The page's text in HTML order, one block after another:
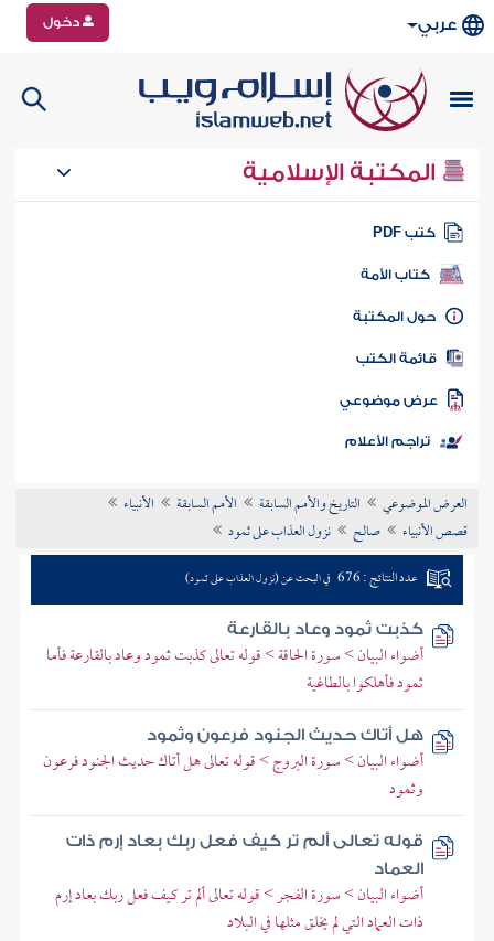
عربي دخول
المكتبة الإسلامية
كتب PDF
كتاب الأمة
المكتبة
الكتب
موضوعي
تراجم الأعلام
العرض الموضوعي التاريخ والأمم السابقة الأمم السابقة
الأنبياء
قصص الأنبياء
صالح نزول العذاب على ثمود
عدد النتائج : 676 في البحث عن (نزول العذاب على ثمود)
كذبت ثمود وعاد بالقارعة
أضواء البيان > سورة الحاقة > قوله تعالى كذبت ثمود وعاد بالقارعة فأما
ثمود فأهلكوا بالطاغية
هل أتاك حديث الجنود فرعون وثمود
أضواء البيان > سورة البروج > قوله تعالى هل أتاك حديث الجنود فرعون
وثمود
قوله تعالى ألم تر كيف فعل ربك بعاد إرم ذات
العماد
أضواء البيان > سورة الفجر > قوله تعالى ألم تر كيف فعل ربك بعاد إرم
ذات العماد التي لم يخلق مثلها في البلاد